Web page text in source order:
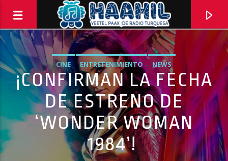
CINE ENTRETENIMIENTO NEWS
¡CONFIRMAN LA FECHA
DE ESTRENO DE
‘WONDER WOMAN
1984’!